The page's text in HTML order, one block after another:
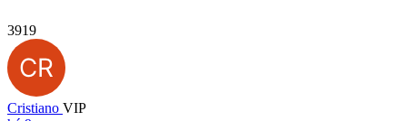
3919
Cristiano VIP